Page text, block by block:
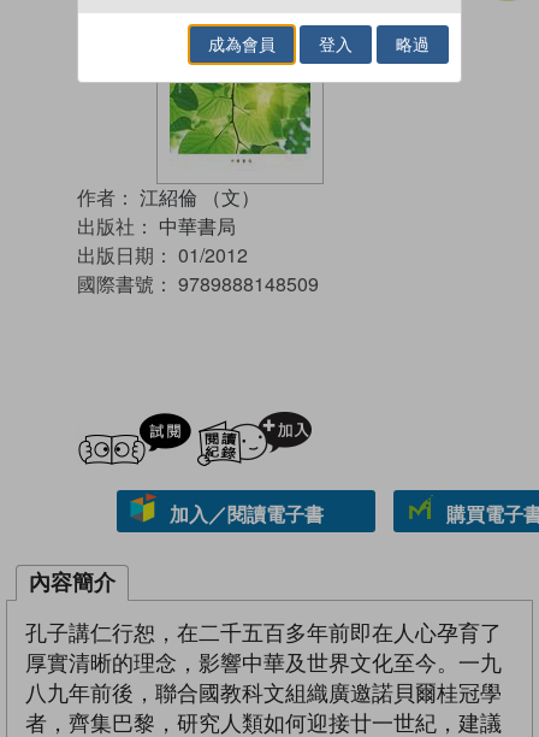
作者： 江紹倫 （文）
出版社： 中華書局
出版日期： 01/2012
國際書號： 9789888148509
試閲
加入／閱讀電子書 購買電子
內容簡介
孔子講仁行恕，在二千五百多年前即在人心孕育了
厚實清晰的理念，影響中華及世界文化至今。一九
八九年前後，聯合國教科文組織廣邀諾貝爾桂冠學
者，齊集巴黎，研究人類如何迎接廿一世紀，建議
成為會員 登入 略過